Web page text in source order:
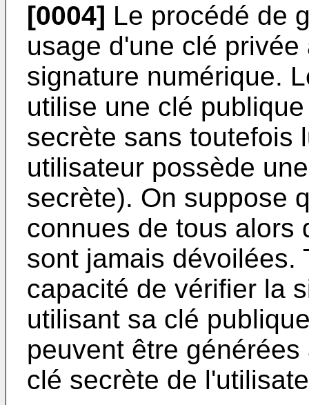
[0004] Le procédé de
usage d'une clé
signature numérique.
utilise une clé
secrète sans toutefois
utilisateur possède
secrète). On suppose
connues de tous alors
sont jamais dévoilées.
capacité de vérifier la
utilisant sa clé
peuvent être
clé secrète de